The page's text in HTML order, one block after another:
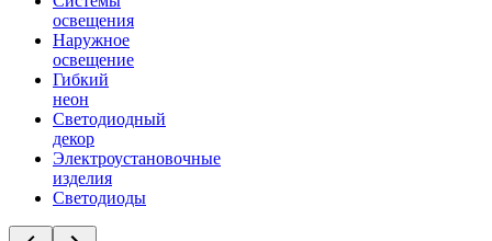
освещения
Наружное
освещение
Гибкий
неон
Светодиодный
декор
Электроустановочные
изделия
Светодиоды